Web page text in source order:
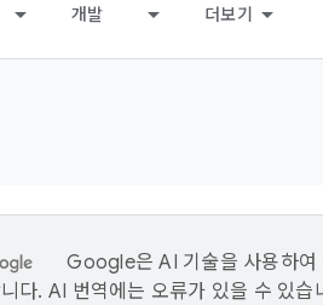
개발 더보기
Google은 AI 기술을 사용하여
다. AI 번역에는 오류가 있을 수 있습